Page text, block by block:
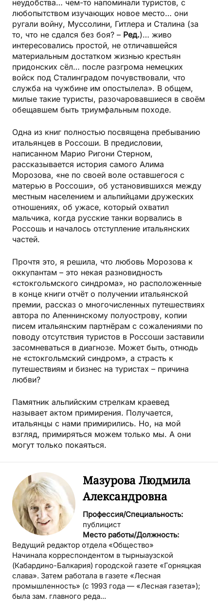
неудобства… чем-то напоминали туристов, с
любопытством изучающих новое место… они
ругали войну, Муссолини, Гитлера и Сталина (за
то, что не сдался без боя? – Ред.)… живо
интересовались простой, не отличавшейся
материальным достатком жизнью крестьян
придонских сёл… после разгрома немецких
войск под Сталинградом почувствовали, что
служба на чужбине им опостылела». В общем,
милые такие туристы, разочаровавшиеся в своём
обещавшем быть триумфальным походе.
Одна из книг полностью посвящена пребыванию
итальянцев в Россоши. В предисловии,
написанном Марио Ригони Стерном,
рассказывается история самого Алима
Морозова, «не по своей воле оставшегося с
матерью в Россоши», об установившихся между
местным населением и альпийцами дружеских
отношениях, об ужасе, который охватил
мальчика, когда русские танки ворвались в
Россошь и началось отступление итальянских
частей.
Прочтя это, я решила, что любовь Морозова к
оккупантам – это некая разновидность
«стокгольмского синдрома», но расположенные
в конце книги отчёт о получении итальянской
премии, рассказ о многочисленных путешествиях
автора по Апеннинскому полуострову, копии
писем итальянским партнёрам с сожалениями по
поводу отсутствия туристов в Россоши заставили
засомневаться в диагнозе. Может быть, отнюдь
не «стокгольмский синдром», а страсть к
путешествиям и бизнес на туристах – причина
любви?
Памятник альпийским стрелкам краевед
называет актом примирения. Получается,
итальянцы с нами примирились. Но, на мой
взгляд, примиряться можем только мы. А они
могут только покаяться.
Мазурова Людмила
Александровна
Профессия/Специальность:
публицист
Место работы/Должность:
Ведущий редактор отдела «Общество»
Начинала корреспондентом в тырныаузской
(Кабардино-Балкария) городской газете «Горняцкая
слава». Затем работала в газете «Лесная
промышленность» (с 1993 года — «Лесная газета»);
была зам. главного реда...